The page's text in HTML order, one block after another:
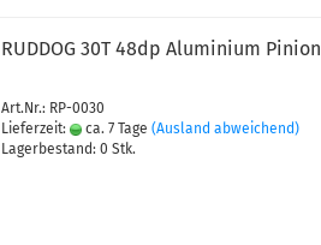
RUDDOG 30T 48dp Aluminium Pinion
Art.Nr.: RP-0030
Lieferzeit:
ca. 7 Tage (Ausland abweichend)
Lagerbestand: 0 Stk.